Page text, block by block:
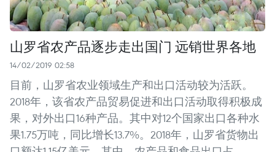
山罗省农产品逐步走出国门 远销世界各地
14/02/2019 02:58
目前，山罗省农业领域生产和出口活动较为活跃。
2018年，该省农产品贸易促进和出口活动取得积极成
果，对外出口16种产品。其中对12个国家出口各种水
果1.75万吨，同比增长13.7%。2018年，山罗省货物出